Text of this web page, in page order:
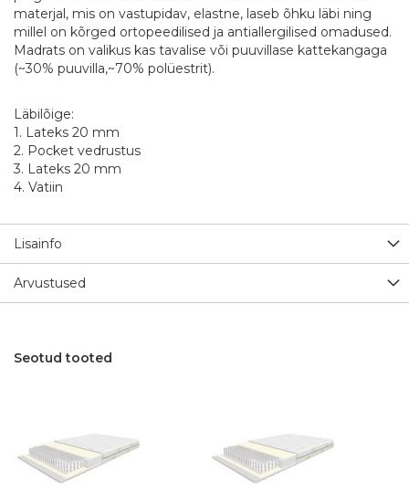
materjal, mis on vastupidav, elastne, laseb õhku läbi ning
millel on kõrged ortopeedilised ja antiallergilised omadused.
Madrats on valikus kas tavalise või puuvillase kattekangaga
(~30% puuvilla,~70% polüestrit).
Läbilõige:
1. Lateks 20 mm
2. Pocket vedrustus
3. Lateks 20 mm
4. Vatiin
Lisainfo
Arvustused
Seotud tooted